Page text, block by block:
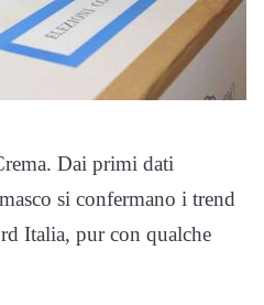
Dai primi dati
si confermano i trend
Italia, pur con qualche